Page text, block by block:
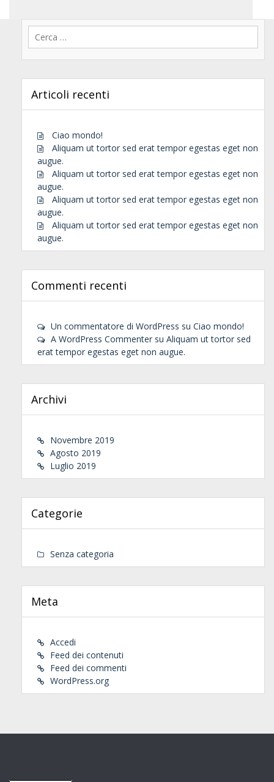
per:
Articoli recenti
Ciao mondo!
Aliquam ut tortor sed erat tempor egestas eget non
augue.
Aliquam ut tortor sed erat tempor egestas eget non
augue.
Aliquam ut tortor sed erat tempor egestas eget non
augue.
Aliquam ut tortor sed erat tempor egestas eget non
augue.
Commenti recenti
Un commentatore di WordPress su Ciao mondo!
A WordPress Commenter su Aliquam ut tortor sed
erat tempor egestas eget non augue.
Archivi
Novembre 2019
Agosto 2019
Luglio 2019
Categorie
Senza categoria
Meta
Accedi
Feed dei contenuti
Feed dei commenti
WordPress.org